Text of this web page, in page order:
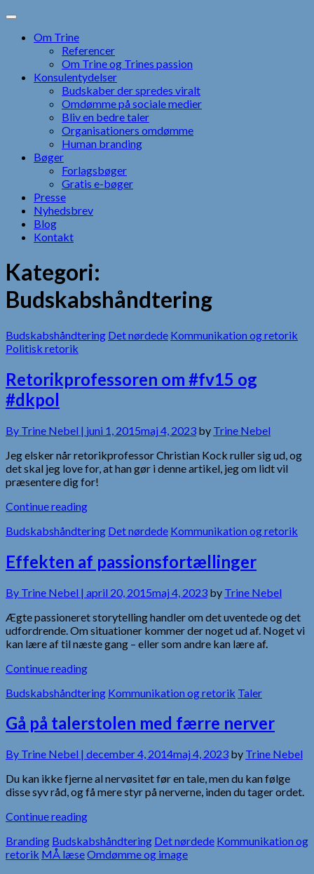
Skip
contentOm Trine
Referencer
Om Trine og Trines passion
Konsulentydelser
Budskaber der spredes viralt
Omdømme på sociale medier
Bliv en bedre taler
Organisationers omdømme
Human branding
Bøger
Forlagsbøger
Gratis e-bøger
Presse
Nyhedsbrev
Blog
Kontakt
Kategori:
Budskabshåndtering
Budskabshåndtering Det nørdede Kommunikation og retorik
Politisk retorik
Retorikprofessoren om #fv15 og
#dkpol
By Trine Nebel | juni 1, 2015maj 4, 2023 by Trine Nebel
Jeg elsker når retorikprofessor Christian Kock ruller sig ud, og
det skal jeg love for, at han gør i denne artikel, jeg om lidt vil
præsentere dig for!
Continue reading
Budskabshåndtering Det nørdede Kommunikation og retorik
Effekten af passionsfortællinger
By Trine Nebel | april 20, 2015maj 4, 2023 by Trine Nebel
Ægte passioneret storytelling handler om det uventede og det
udfordrende. Om situationer kommer der noget ud af. Noget vi
kan lære af til næste gang – eller som andre kan lære af.
Continue reading
Budskabshåndtering Kommunikation og retorik Taler
Gå på talerstolen med færre nerver
By Trine Nebel | december 4, 2014maj 4, 2023 by Trine Nebel
Du kan ikke fjerne al nervøsitet før en tale, men du kan følge
disse syv råd, og få mere styr på nerverne, inden du tager ordet.
Continue reading
Branding Budskabshåndtering Det nørdede Kommunikation og
retorik MÅ læseOmdømme og image